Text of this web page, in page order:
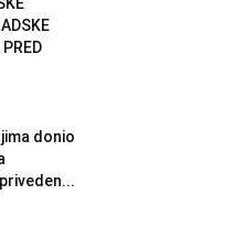
donio